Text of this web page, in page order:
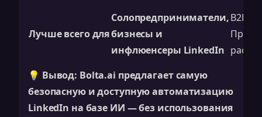
Лучше всего для
Солопредприниматели,
бизнесы и
инфлюенсеры LinkedIn
B2B
💡 Вывод: Bolta.ai предлагает самую
безопасную и доступную автоматизацию
LinkedIn на базе ИИ — без использования